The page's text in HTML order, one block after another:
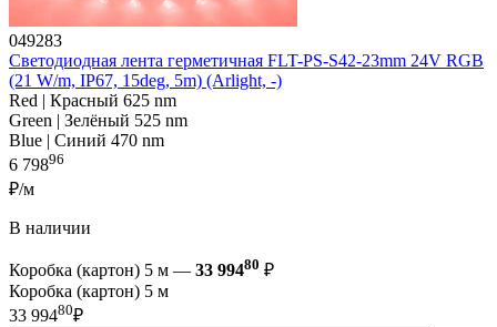
049283
Светодиодная лента герметичная FLT-PS-S42-23mm 24V RGB
(21 W/m, IP67, 15deg, 5m) (Arlight, -)
Red | Красный 625 nm
Green | Зелёный 525 nm
Blue | Синий 470 nm
6 79896
₽/м
В наличии
Коробка (картон) 5 м — 33 99480 ₽
Коробка (картон) 5 м
33 99480₽